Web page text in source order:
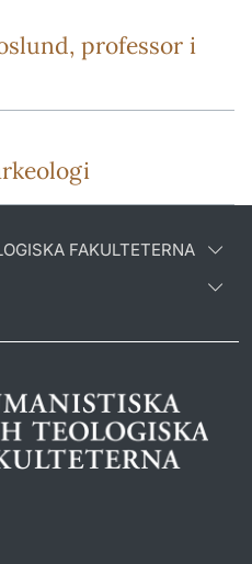
professor i
FAKULTETERNA